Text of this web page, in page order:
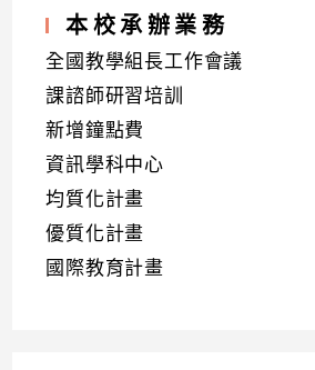
本校承辦業務
全國教學組長工作會議
課諮師研習培訓
新增鐘點費
資訊學科中心
均質化計畫
優質化計畫
國際教育計畫